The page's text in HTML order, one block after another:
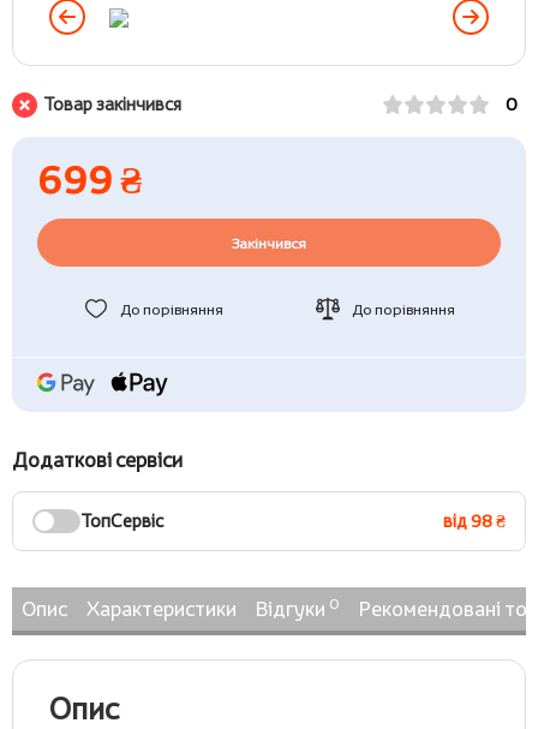
Товар закінчився 0
699 ₴
Закінчився
До порівняння До порівняння
Додаткові сервіси
ТопСервіс від 98 ₴
Опис Характеристики Відгуки 0 Рекомендовані
Опис